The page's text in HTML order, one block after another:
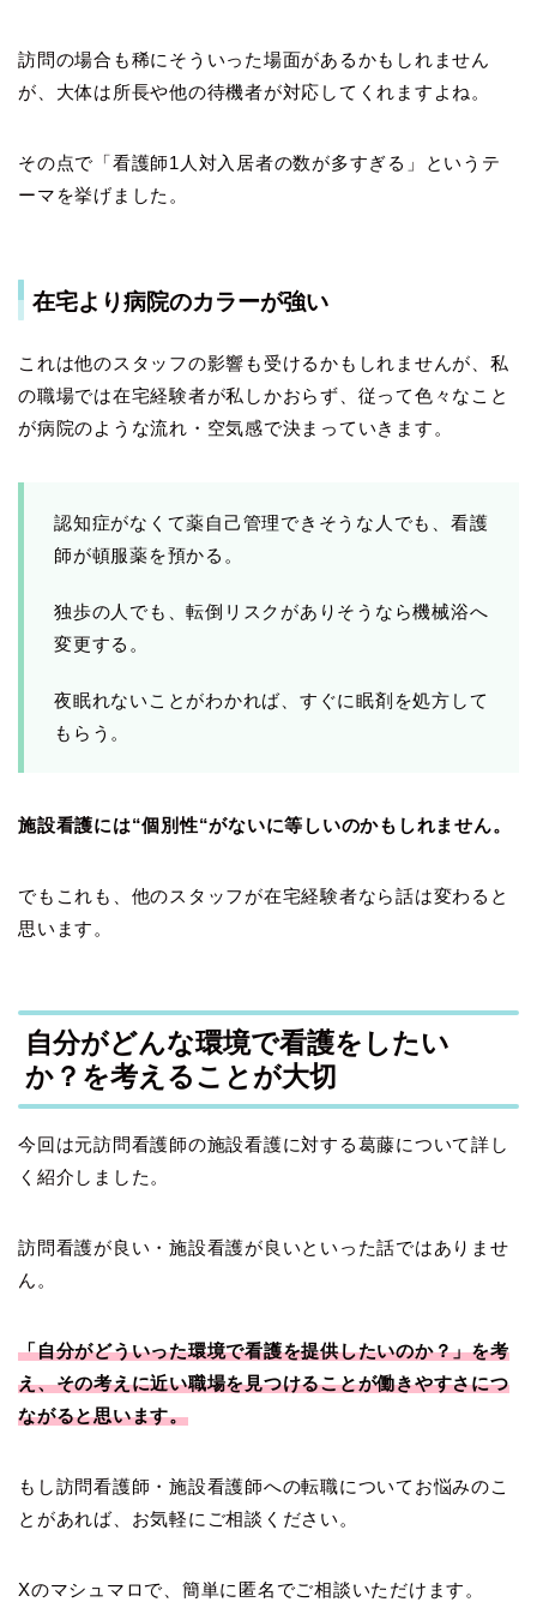
訪問の場合も稀にそういった場面があるかもしれません
が、大体は所長や他の待機者が対応してくれますよね。
その点で「看護師1人対入居者の数が多すぎる」というテ
ーマを挙げました。
在宅より病院のカラーが強い
これは他のスタッフの影響も受けるかもしれませんが、私
の職場では在宅経験者が私しかおらず、従って色々なこと
が病院のような流れ・空気感で決まっていきます。
認知症がなくて薬自己管理できそうな人でも、看護
師が頓服薬を預かる。
独歩の人でも、転倒リスクがありそうなら機械浴へ
変更する。
夜眠れないことがわかれば、すぐに眠剤を処方して
もらう。
施設看護には“個別性“がないに等しいのかもしれません。
でもこれも、他のスタッフが在宅経験者なら話は変わると
思います。
自分がどんな環境で看護をしたい
か？を考えることが大切
今回は元訪問看護師の施設看護に対する葛藤について詳し
く紹介しました。
訪問看護が良い・施設看護が良いといった話ではありませ
ん。
「自分がどういった環境で看護を提供したいのか？」を考
え、その考えに近い職場を見つけることが働きやすさにつ
ながると思います。
もし訪問看護師・施設看護師への転職についてお悩みのこ
とがあれば、お気軽にご相談ください。
Xのマシュマロで、簡単に匿名でご相談いただけます。